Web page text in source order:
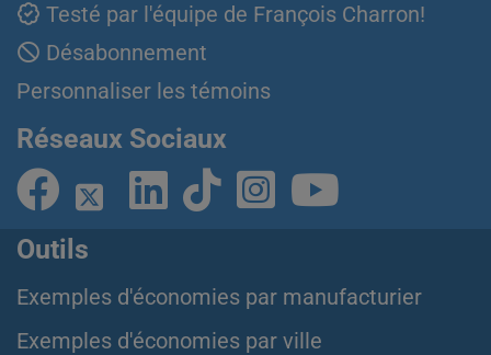
Testé par l'équipe de François Charron!
Désabonnement
Personnaliser les témoins
Réseaux Sociaux
Outils
Exemples d'économies par manufacturier
Exemples d'économies par ville